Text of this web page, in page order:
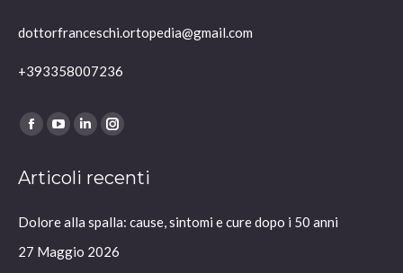
dottorfranceschi.ortopedia@gmail.com
+393358007236
Ci puoi trovare su:
Facebook
opens
new
window
YouTube
opens
new
window
Linkedin
opens
new
window
Instagram
opens
new
window
Articoli recenti
Dolore alla spalla: cause, sintomi e cure dopo i 50 anni
27 Maggio 2026